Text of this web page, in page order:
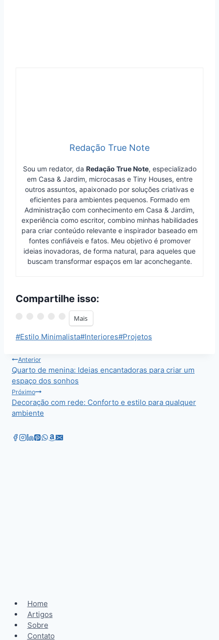
Redação True Note
Sou um redator, da Redação True Note, especializado
em Casa & Jardim, microcasas e Tiny Houses, entre
outros assuntos, apaixonado por soluções criativas e
eficientes para ambientes pequenos. Formado em
Administração com conhecimento em Casa & Jardim,
experiência como escritor, combino minhas habilidades
para criar conteúdo relevante e inspirador baseado em
fontes confiáveis e fatos. Meu objetivo é promover
ideias inovadoras, de forma natural, para aqueles que
buscam transformar espaços em lar aconchegante.
Compartilhe isso:
Mais
Tags
Post:
#Estilo Minimalista#Interiores#Projetos
Navegação
de
Post
Anterior
Quarto de menina: Ideias encantadoras para criar um
espaço dos sonhos
Próximo
Decoração com rede: Conforto e estilo para qualquer
ambiente
Home
Artigos
Sobre
Contato